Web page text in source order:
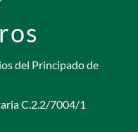
del Principado de
C.2.2/7004/1